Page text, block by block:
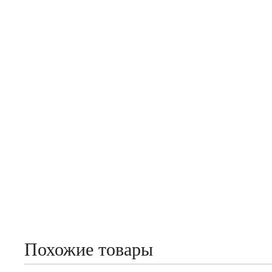
Похожие товары